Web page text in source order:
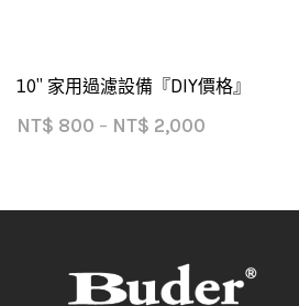
10″ 家用過濾設備『DIY價格』
NT$ 800 – NT$ 2,000